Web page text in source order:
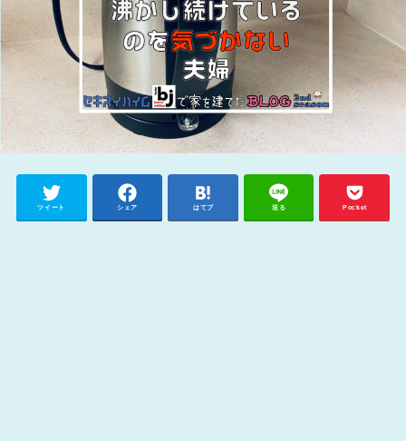
ツイート シェア はてブ 送る Pocket